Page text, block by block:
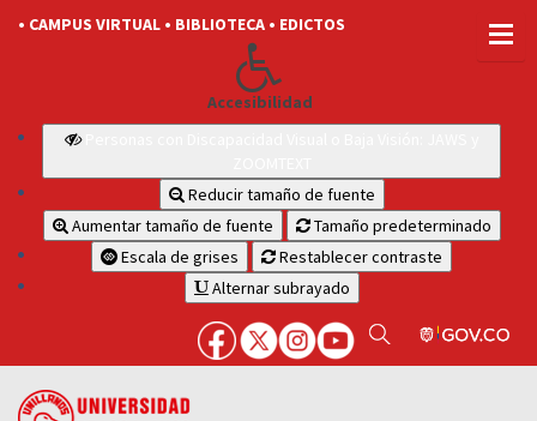
• CAMPUS VIRTUAL • BIBLIOTECA • EDICTOS
Accesibilidad
Reducir tamaño de fuente
Aumentar tamaño de fuente
Tamaño predeterminado
Escala de grises
Restablecer contraste
Alternar subrayado